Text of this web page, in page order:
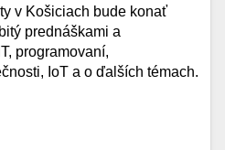
v Košiciach bude konať
prednáškami a
programovaní,
IoT a o ďalších témach.